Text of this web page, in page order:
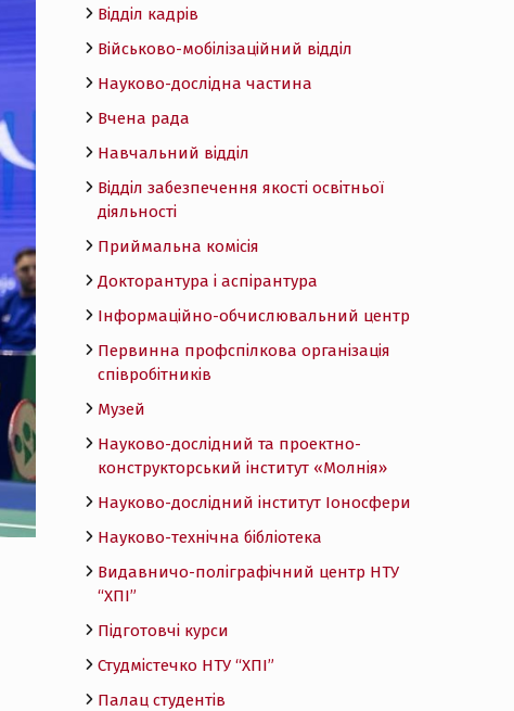
Відділ кадрів
Військово-мобілізаційний відділ
Науково-дослідна частина
Вчена рада
Навчальний відділ
Відділ забезпечення якості освітньої
діяльності
Приймальна комісія
Докторантура і аспірантура
Інформаційно-обчислювальний центр
Первинна профспілкова організація
співробітників
Музей
Науково-дослідний та проектно-
конструкторський інститут «Молнія»
Науково-дослідний інститут Іоносфери
Науково-технічна бібліотека
Видавничо-поліграфічний центр НТУ
“ХПІ”
Підготовчі курси
Студмістечко НТУ “ХПІ”
Палац студентів